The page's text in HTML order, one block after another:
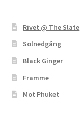
Rivet @ The Slate
Solnedgång
Black Ginger
Framme
Mot Phuket